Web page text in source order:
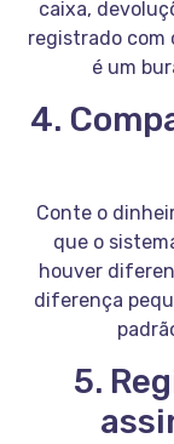
caixa,
registrado com
é um
4.
Conte o
que o
houver
diferença
5.